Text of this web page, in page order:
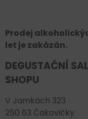
Prodej
let je zakázán.
DEGUSTAČNÍ
SHOPU
V Jamkách 323
250 63 Čakovičky